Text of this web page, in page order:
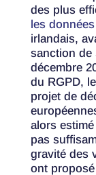
des plus
les
irlandais,
sanction de
décembre
du RGPD,
projet de
alors
pas
gravité des
ont